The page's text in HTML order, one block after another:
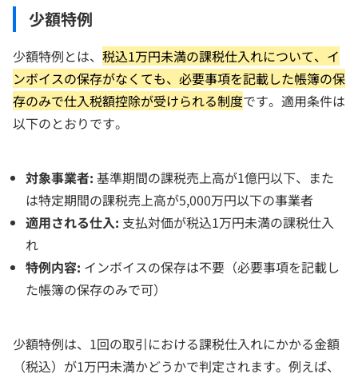
少額特例
少額特例とは、 税込1万円未満の課税仕入れについて、イ
ンボイスの保存がなくても、必要事項を記載した帳簿の保
存のみで仕入税額控除が受けられる制度です。適用条件は
以下のとおりです。
対象事業者: 基準期間の課税売上高が1億円以下、また
は特定期間の課税売上高が5,000万円以下の事業者
適用される仕入: 支払対価が税込1万円未満の課税仕入
れ
特例内容: インボイスの保存は不要（必要事項を記載し
た帳簿の保存のみで可）
少額特例は、1回の取引における課税仕入れにかかる金額
（税込）が1万円未満かどうかで判定されます。例えば、